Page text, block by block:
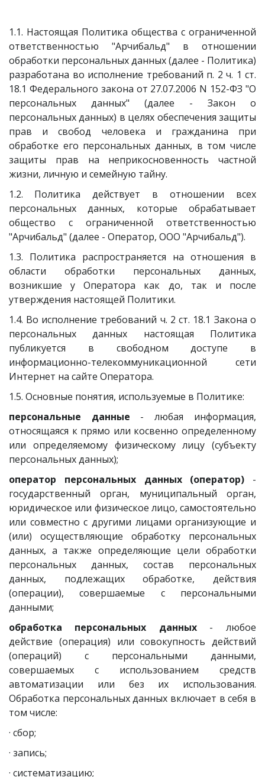
1.1. Настоящая Политика общества с ограниченной
ответственностью "Арчибальд" в отношении
обработки персональных данных (далее - Политика)
разработана во исполнение требований п. 2 ч. 1 ст.
18.1 Федерального закона от 27.07.2006 N 152-ФЗ "О
персональных данных" (далее - Закон о
персональных данных) в целях обеспечения защиты
прав и свобод человека и гражданина при
обработке его персональных данных, в том числе
защиты прав на неприкосновенность частной
жизни, личную и семейную тайну.
1.2. Политика действует в отношении всех
персональных данных, которые обрабатывает
общество с ограниченной ответственностью
"Арчибальд" (далее - Оператор, ООО "Арчибальд").
1.3. Политика распространяется на отношения в
области обработки персональных данных,
возникшие у Оператора как до, так и после
утверждения настоящей Политики.
1.4. Во исполнение требований ч. 2 ст. 18.1 Закона о
персональных данных настоящая Политика
публикуется в свободном доступе в
информационно-телекоммуникационной сети
Интернет на сайте Оператора.
1.5. Основные понятия, используемые в Политике:
персональные данные - любая информация,
относящаяся к прямо или косвенно определенному
или определяемому физическому лицу (субъекту
персональных данных);
оператор персональных данных (оператор) -
государственный орган, муниципальный орган,
юридическое или физическое лицо, самостоятельно
или совместно с другими лицами организующие и
(или) осуществляющие обработку персональных
данных, а также определяющие цели обработки
персональных данных, состав персональных
данных, подлежащих обработке, действия
(операции), совершаемые с персональными
данными;
обработка персональных данных- любое
действие (операция) или совокупность действий
(операций) с персональными данными,
совершаемых с использованием средств
автоматизации или без их использования.
Обработка персональных данных включает в себя в
том числе:
· сбор;
· запись;
· систематизацию;